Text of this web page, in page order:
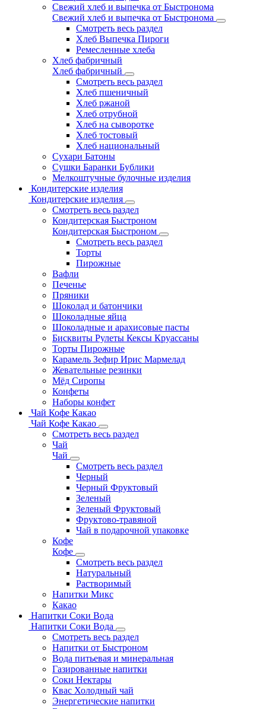
Свежий хлеб и выпечка от Быстронома
Свежий хлеб и выпечка от Быстронома
Смотреть весь раздел
Хлеб Выпечка Пироги
Ремесленные хлеба
Хлеб фабричный
Хлеб фабричный
Смотреть весь раздел
Хлеб пшеничный
Хлеб ржаной
Хлеб отрубной
Хлеб на сыворотке
Хлеб тостовый
Хлеб национальный
Сухари Батоны
Сушки Баранки Бублики
Мелкоштучные булочные изделия
Кондитерские изделия
Кондитерские изделия
Смотреть весь раздел
Кондитерская Быстроном
Кондитерская Быстроном
Смотреть весь раздел
Торты
Пирожные
Вафли
Печенье
Пряники
Шоколад и батончики
Шоколадные яйца
Шоколадные и арахисовые пасты
Бисквиты Рулеты Кексы Круассаны
Торты Пирожные
Карамель Зефир Ирис Мармелад
Жевательные резинки
Мёд Сиропы
Конфеты
Наборы конфет
Чай Кофе Какао
Чай Кофе Какао
Смотреть весь раздел
Чай
Чай
Смотреть весь раздел
Черный
Черный Фруктовый
Зеленый
Зеленый Фруктовый
Фруктово-травяной
Чай в подарочной упаковке
Кофе
Кофе
Смотреть весь раздел
Натуральный
Растворимый
Напитки Микс
Какао
Напитки Соки Вода
Напитки Соки Вода
Смотреть весь раздел
Напитки от Быстроном
Вода питьевая и минеральная
Газированные напитки
Соки Нектары
Квас Холодный чай
Энергетические напитки